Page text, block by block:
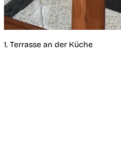
1. Terrasse an der Küche